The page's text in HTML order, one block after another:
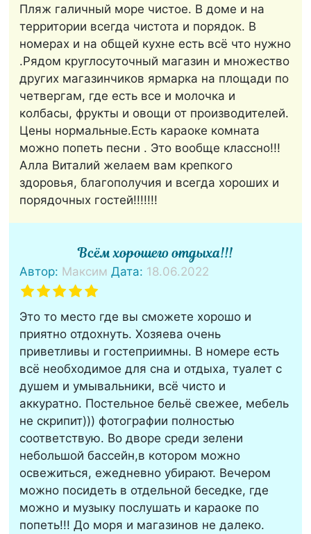
Пляж галичный море чистое. В доме и на
территории всегда чистота и порядок. В
номерах и на общей кухне есть всё что нужно
.Рядом круглосуточный магазин и множество
других магазинчиков ярмарка на площади по
четвергам, где есть все и молочка и
колбасы, фрукты и овощи от производителей.
Цены нормальные.Есть караоке комната
можно попеть песни . Это вообще классно!!!
Алла Виталий желаем вам крепкого
здоровья, благополучия и всегда хороших и
порядочных гостей!!!!!!!
Всём хорошего отдыха!!!
Автор: Максим Дата: 18.06.2022
Это то место где вы сможете хорошо и
приятно отдохнуть. Хозяева очень
приветливы и гостеприимны. В номере есть
всё необходимое для сна и отдыха, туалет с
душем и умывальники, всё чисто и
аккуратно. Постельное бельё свежее, мебель
не скрипит))) фотографии полностью
соответствую. Во дворе среди зелени
небольшой бассейн,в котором можно
освежиться, ежедневно убирают. Вечером
можно посидеть в отдельной беседке, где
можно и музыку послушать и караоке по
попеть!!! До моря и магазинов не далеко.